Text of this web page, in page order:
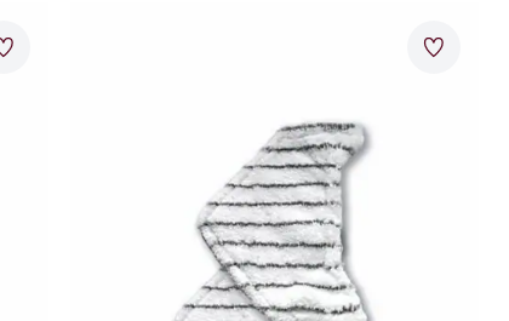
Merkzettel